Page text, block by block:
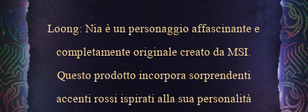
Loong: Nia è un personaggio affascinante e
completamente originale creato da MSI.
Questo prodotto incorpora sorprendenti
accenti rossi ispirati alla sua personalità